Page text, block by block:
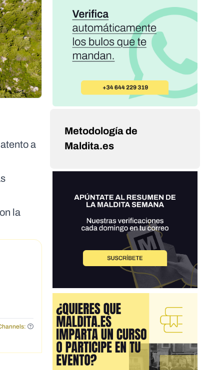
a
la
Metodología de
Maldita.es